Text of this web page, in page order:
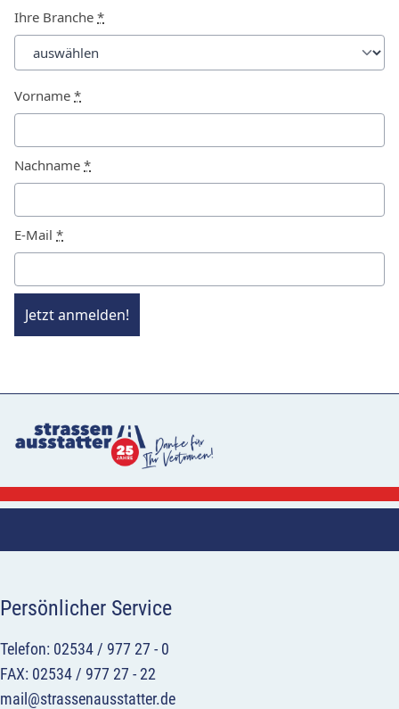
Ihre Branche *
Vorname *
Nachname *
E-Mail *
Jetzt anmelden!
Persönlicher Service
Telefon: 02534 / 977 27 - 0
FAX: 02534 / 977 27 - 22
mail@strassenausstatter.de